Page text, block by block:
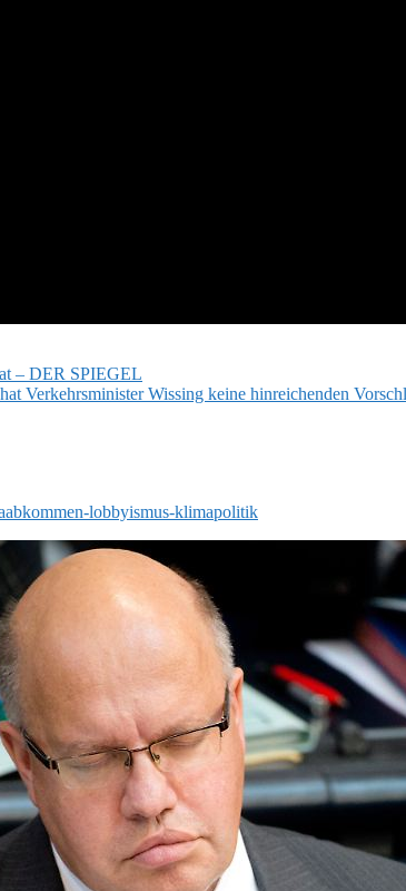
– DER SPIEGEL
Verkehrsminister Wissing keine hinreichenden
lobbyismus-klimapolitik